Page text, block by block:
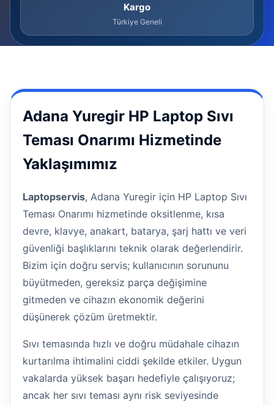
Kargo
Türkiye Geneli
Adana Yuregir HP Laptop Sıvı
Teması Onarımı Hizmetinde
Yaklaşımımız
Laptopservis, Adana Yuregir için HP Laptop Sıvı
Teması Onarımı hizmetinde oksitlenme, kısa
devre, klavye, anakart, batarya, şarj hattı ve veri
güvenliği başlıklarını teknik olarak değerlendirir.
Bizim için doğru servis; kullanıcının sorununu
büyütmeden, gereksiz parça değişimine
gitmeden ve cihazın ekonomik değerini
düşünerek çözüm üretmektir.
Sıvı temasında hızlı ve doğru müdahale cihazın
kurtarılma ihtimalini ciddi şekilde etkiler. Uygun
vakalarda yüksek başarı hedefiyle çalışıyoruz;
ancak her sıvı teması aynı risk seviyesinde